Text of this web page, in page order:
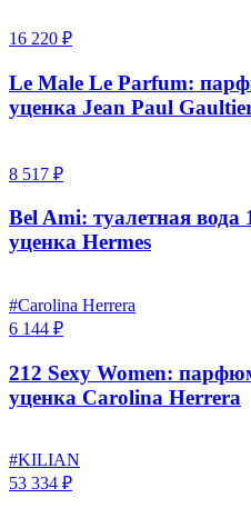
16 220 ₽
Le Male Le Parfum:
уценка Jean Paul
8 517 ₽
Bel Ami: туалетная
уценка Hermes
#Carolina Herrera
6 144 ₽
212 Sexy Women:
уценка Carolina Herrera
#KILIAN
53 334 ₽